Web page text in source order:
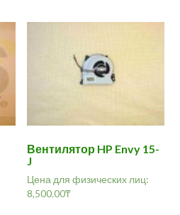
Вентилятор HP Envy 15-
J
Цена для физических лиц:
8,500.00₸